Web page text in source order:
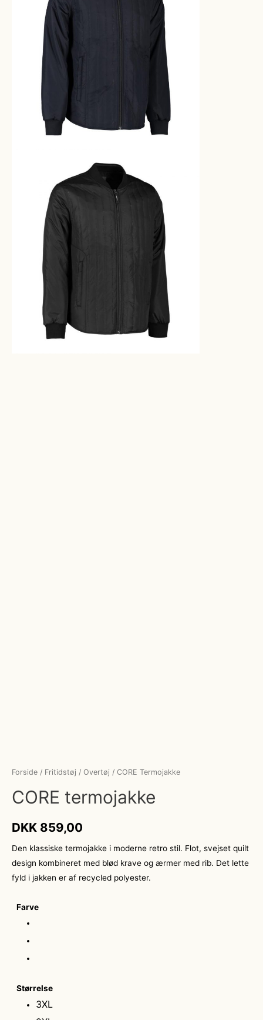
Forside / Fritidstøj / Overtøj / CORE Termojakke
CORE termojakke
DKK 859,00
Den klassiske termojakke i moderne retro stil. Flot, svejset quilt
design kombineret med blød krave og ærmer med rib. Det lette
fyld i jakken er af recycled polyester.
Farve
Størrelse
3XL